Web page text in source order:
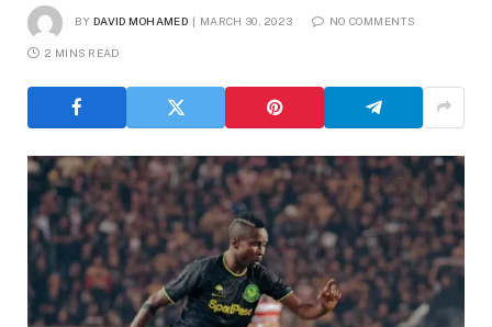
BY DAVID MOHAMED MARCH 30, 2023 NO COMMENTS
2 MINS READ